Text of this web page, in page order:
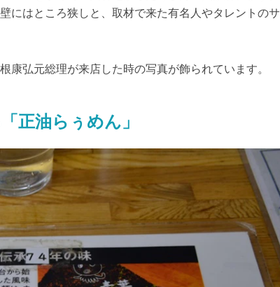
にはところ狭しと、取材で来た有名人やタレントのサ
康弘元総理が来店した時の写真が飾られています。
正油らぅめん」